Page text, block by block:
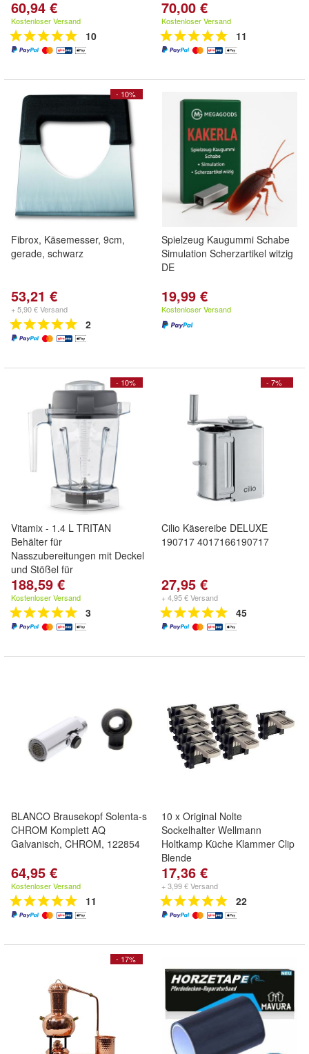
60,94 €
Kostenloser Versand
10
70,00 €
Kostenloser Versand
11
- 10%
Fibrox, Käsemesser, 9cm,
gerade, schwarz
53,21 €
+ 5,90 € Versand
2
Spielzeug Kaugummi Schabe
Simulation Scherzartikel witzig
DE
19,99 €
Kostenloser Versand
- 10%
Vitamix - 1.4 L TRITAN
Behälter für
Nasszubereitungen mit Deckel
und Stößel für
188,59 €
Kostenloser Versand
3
- 7%
Cilio Käsereibe DELUXE
190717 4017166190717
27,95 €
+ 4,95 € Versand
45
BLANCO Brausekopf Solenta-s
CHROM Komplett AQ
Galvanisch, CHROM, 122854
64,95 €
Kostenloser Versand
11
10 x Original Nolte
Sockelhalter Wellmann
Holtkamp Küche Klammer Clip
Blende
17,36 €
+ 3,99 € Versand
22
- 17%